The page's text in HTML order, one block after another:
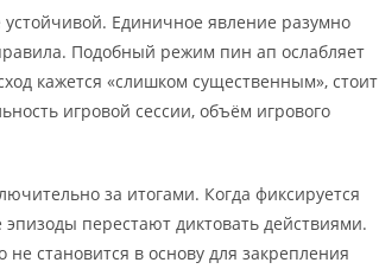
Единичное явление разумно
Подобный режим пин ап ослабляет
кажется «слишком существенным», стоит
игровой сессии, объём игрового
за итогами. Когда фиксируется
перестают диктовать действиями.
становится в основу для закрепления